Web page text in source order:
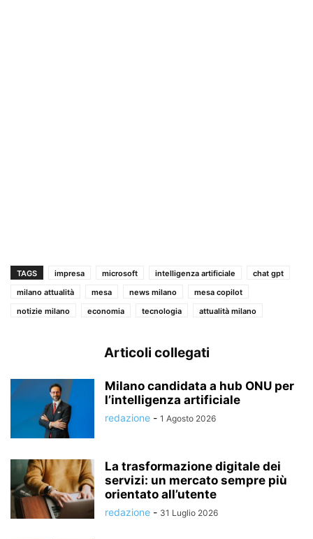
TAGS impresa microsoft intelligenza artificiale
chat gpt
milano attualità
mesa news milano
mesa copilot
notizie milano
economia tecnologia attualità milano
Articoli collegati
Milano candidata a hub ONU per
l’intelligenza artificiale
redazione - 1 Agosto 2026
La trasformazione digitale dei
servizi: un mercato sempre più
orientato all’utente
redazione - 31 Luglio 2026